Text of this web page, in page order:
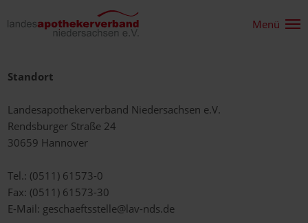
Menü
Standort
Landesapothekerverband Niedersachsen e.V.
Rendsburger Straße 24
30659 Hannover
Tel.: (0511) 61573-0
Fax: (0511) 61573-30
E-Mail: geschaeftsstelle@lav-nds.de